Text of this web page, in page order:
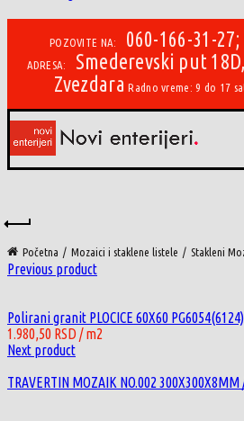
POZOVITE NA: 060-166-31-
ADRESA:
Smederevski put
Zvezdara Radno vreme: 9 do 17
Početna Mozaici i staklene listele Stakleni
Previous product
Polirani granit PLOCICE 60X60
1.980,50 RSD / m2
Next product
TRAVERTIN MOZAIK NO.002